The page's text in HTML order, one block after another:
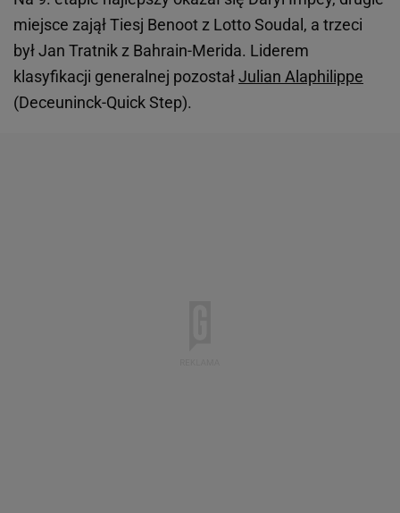
miejsce zajął Tiesj Benoot z Lotto Soudal, a trzeci
był Jan Tratnik z Bahrain-Merida. Liderem
klasyfikacji generalnej pozostałJulian Alaphilippe
(Deceuninck-Quick Step).